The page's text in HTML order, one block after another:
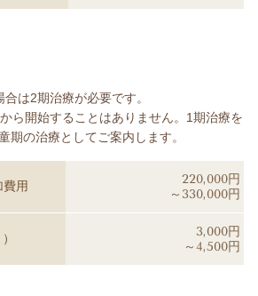
は2期治療が必要です。
ら開始することはありません。1期治療を
期の治療としてご案内します。
費用
220,000円
～330,000円
3,000円
～4,500円